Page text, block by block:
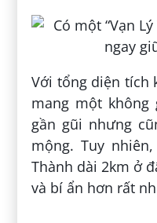
Với tổng diện tích
mang một không
gần gũi nhưng
mộng. Tuy
Thành dài 2km ở
và bí ẩn hơn rất